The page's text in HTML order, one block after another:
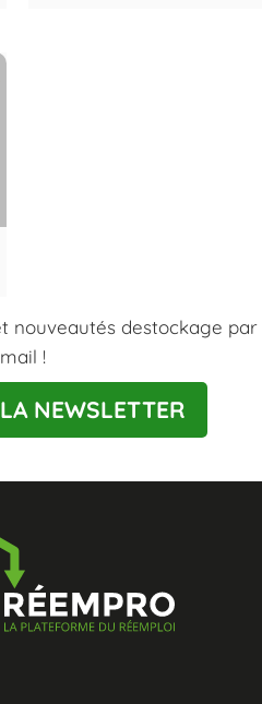
nouveautés destockage par
!
NEWSLETTER